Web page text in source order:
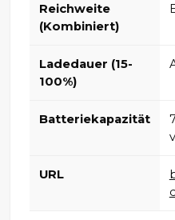
Reichweite
(Kombiniert)
Ladedauer (15-
100%)
Batteriekapazität
URL